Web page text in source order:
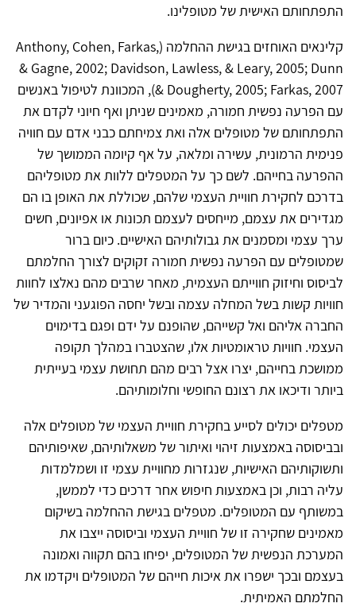
התפתחותם האישית של מטופלינו.
קלינאים האוחזים בגישת ההחלמה (Anthony, Cohen, Farkas,
& Gagne, 2002; Davidson, Lawless, & Leary, 2005; Dunn
& Dougherty, 2005; Farkas, 2007), המכוונת לטיפול באנשים
עם הפרעה נפשית חמורה, מאמינים שניתן ואף חיוני לקדם את
התפתחותם של מטופלים אלה ואת צמיחתם כבני אדם עם חוויה
פנימית הרמונית, עשירה ומלאה, על אף קיומה הממושך של
ההפרעה בחייהם. לשם כך על המטפלים ללוות את מטופליהם
בדרכם לחקירת חוויית העצמי שלהם, שכוללת את האופן בו הם
מגדירים את עצמם, מייחסים לעצמם תכונות או אפיונים, חשים
ערך עצמי ומסמנים את גבולותיהם האישיים. כיום ברור
שמטופלים עם הפרעה נפשית חמורה זקוקים לצורך החלמתם
לביסוס וחיזוק חווייתם העצמית, מאחר שרבים מהם נאלצו לחוות
חוויות קשות בשל המחלה עצמה ובשל יחסה הפוגעני והמדיר של
החברה אליהם ואל קשייהם, שהופנם על ידם ופגם בדימוים
העצמי. חוויות טראומטיות אלו, שהצטברו במהלך תקופה
ממושכת בחייהם, יצרו אצל רבים מהם תחושת עצמי בעייתית
ביותר ודיכאו את רצונם החופשי וחלומותיהם.
מטפלים יכולים לסייע בחקירת חוויית העצמי של מטופלים אלה
ובביסוסה באמצעות זיהוי ואיתור של משאלותיהם, שאיפותיהם
ותשוקותיהם האישיות, שנגזרות מחוויית עצמי זו ושמלמדות
עליה רבות, וכן באמצעות חיפוש אחר דרכים כדי לממשן,
במשותף עם המטופלים. מטפלים בגישת ההחלמה בשיקום
מאמינים שחקירה זו של חוויית העצמי וביסוסה ייצבו את
המערכת הנפשית של המטופלים, יפיחו בהם תקווה ואמונה
בעצמם ובכך ישפרו את איכות חייהם של המטופלים ויקדמו את
החלמתם האמיתית.